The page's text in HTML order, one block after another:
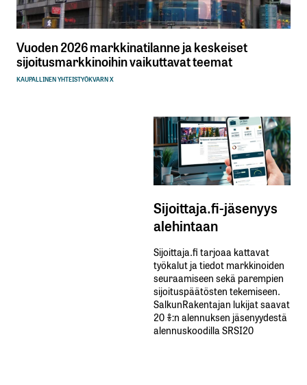
Vuoden 2026 markkinatilanne ja keskeiset
sijoitusmarkkinoihin vaikuttavat teemat
KAUPALLINEN YHTEISTYÖKVARN X
Sijoittaja.fi-jäsenyys
alehintaan
Sijoittaja.fi tarjoaa kattavat
työkalut ja tiedot markkinoiden
seuraamiseen sekä parempien
sijoituspäätösten tekemiseen.
SalkunRakentajan lukijat saavat
20 %:n alennuksen jäsenyydestä
alennuskoodilla SRSI20